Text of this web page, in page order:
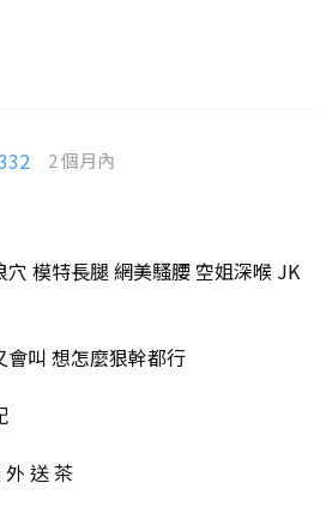
2 個月內
模特長腿 網美騷腰 空姐深喉 JK
叫 想怎麼狠幹都行
送 茶